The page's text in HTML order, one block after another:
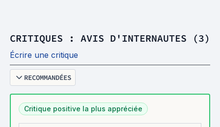
CRITIQUES : AVIS D'INTERNAUTES (3)
Écrire une critique
RECOMMANDÉES
Critique positive la plus appréciée